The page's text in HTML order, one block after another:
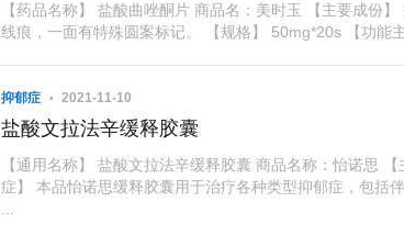
【药品名称】 盐酸曲唑酮片 商品名：美时玉 【主要成份
线痕，一面有特殊圆案标记。 【规格】 50mg*20s 【功能
抑郁症 2021-11-10
盐酸文拉法辛缓释胶囊
【通用名称】 盐酸文拉法辛缓释胶囊 商品名称：怡诺思
症】 本品怡诺思缓释胶囊用于治疗各种类型抑郁症，包括